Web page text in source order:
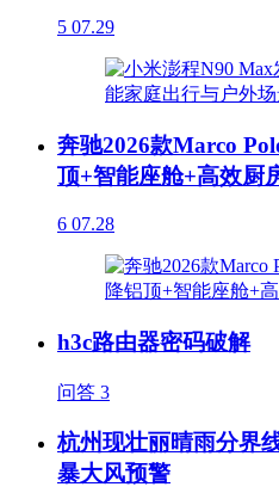
5 07.29
奔驰2026款Marco
顶+智能座舱+高效厨
6 07.28
h3c路由器密码破解
问答 3
杭州现壮丽晴雨分界
暴大风预警